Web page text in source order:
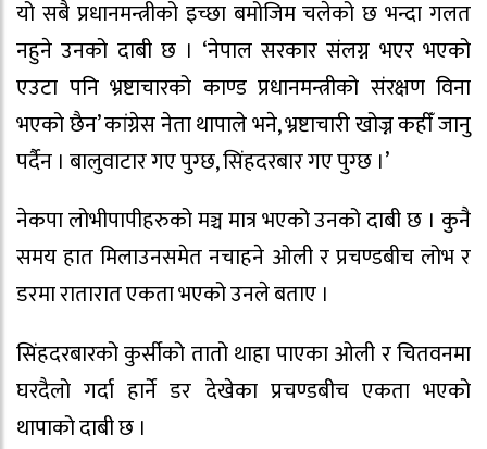
यो सबै प्रधानमन्त्रीको इच्छा बमोजिम चलेको छ भन्दा गलत
नहुने उनको दाबी छ । ‘नेपाल सरकार संलग्न भएर भएको
एउटा पनि भ्रष्टाचारको काण्ड प्रधानमन्त्रीको संरक्षण विना
भएको छैन’ कांग्रेस नेता थापाले भने, भ्रष्टाचारी खोज्न कहीँ जानु
पर्दैन । बालुवाटार गए पुग्छ, सिंहदरबार गए पुग्छ ।’
नेकपा लोभीपापीहरुको मञ्च मात्र भएको उनको दाबी छ । कुनै
समय हात मिलाउनसमेत नचाहने ओली र प्रचण्डबीच लोभ र
डरमा रातारात एकता भएको उनले बताए ।
सिंहदरबारको कुर्सीको तातो थाहा पाएका ओली र चितवनमा
घरदैलो गर्दा हार्ने डर देखेका प्रचण्डबीच एकता भएको
थापाको दाबी छ ।